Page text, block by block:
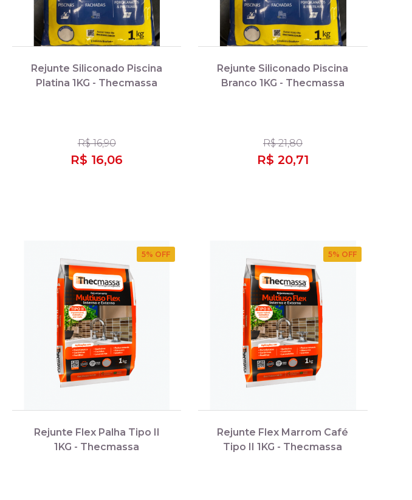
Rejunte Siliconado Piscina
Platina 1KG - Thecmassa
R$ 16,90
R$ 16,06
Rejunte Siliconado Piscina
Branco 1KG - Thecmassa
R$ 21,80
R$ 20,71
5% OFF
Rejunte Flex Palha Tipo II
1KG - Thecmassa
5% OFF
Rejunte Flex Marrom Café
Tipo II 1KG - Thecmassa